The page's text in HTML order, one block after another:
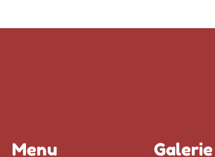
Menu Galerie